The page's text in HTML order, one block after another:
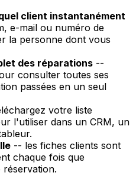
client instantanément
e-mail ou numéro de
la personne dont vous
des réparations --
consulter toutes ses
passées en un seul
votre liste
l'utiliser dans un CRM, un
-- les fiches clients sont
chaque fois que